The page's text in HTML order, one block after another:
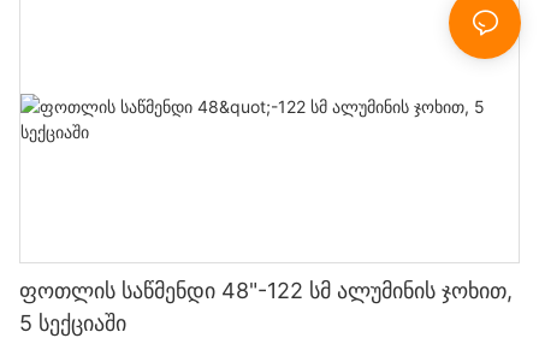
ფოთლის საწმენდი 48"-122 სმ ალუმინის ჯოხით,
5 სექციაში